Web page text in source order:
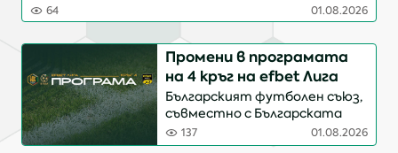
СПОРТИСТ 1:01:0 Станислав Дюлгеров 42`
СПАРТАК ПЛЕВЕН - МАРЕК...
64 01.08.2026
Промени в програмата
на 4 кръг на efbet Лига
Българският футболен съюз,
съвместно с Българската
професионална футболна
лига и Нова Броудкастинг
137 01.08.2026